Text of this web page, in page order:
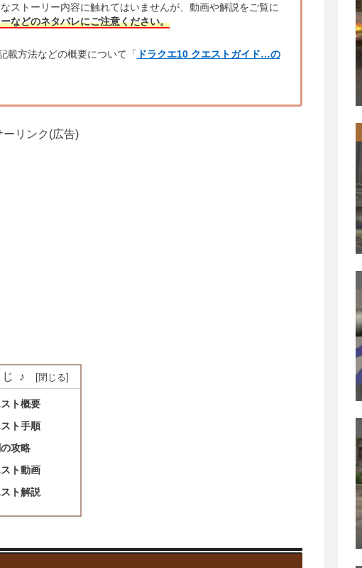
ストーリー内容に触れてはいませんが、動画や解説をご覧に
などのネタバレにご注意ください。
載方法などの概要について「 ドラクエ10 クエストガイド…の
ーリンク(広告)
♪
ト概要
ト手順
攻略
ト動画
ト解説